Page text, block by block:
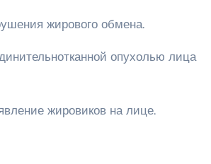
жирового обмена.
опухолью лица
жировиков на лице.